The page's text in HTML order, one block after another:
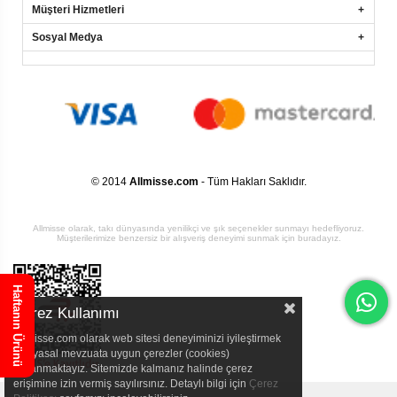
Müşteri Hizmetleri
Sosyal Medya
© 2014 Allmisse.com - Tüm Hakları Saklıdır.
Allmisse olarak, takı dünyasında yenilikçi ve şık seçenekler sunmayı hedefliyoruz.
Müşterilerimize benzersiz bir alışveriş deneyimi sunmak için buradayız.
Haftanın Ürünü
Çerez Kullanımı
Allmisse.com olarak web sitesi deneyiminizi iyileştirmek
için yasal mevzuata uygun çerezler (cookies)
kullanmaktayız. Sitemizde kalmanız halinde çerez
erişimine izin vermiş sayılırsınız. Detaylı bilgi için Çerez